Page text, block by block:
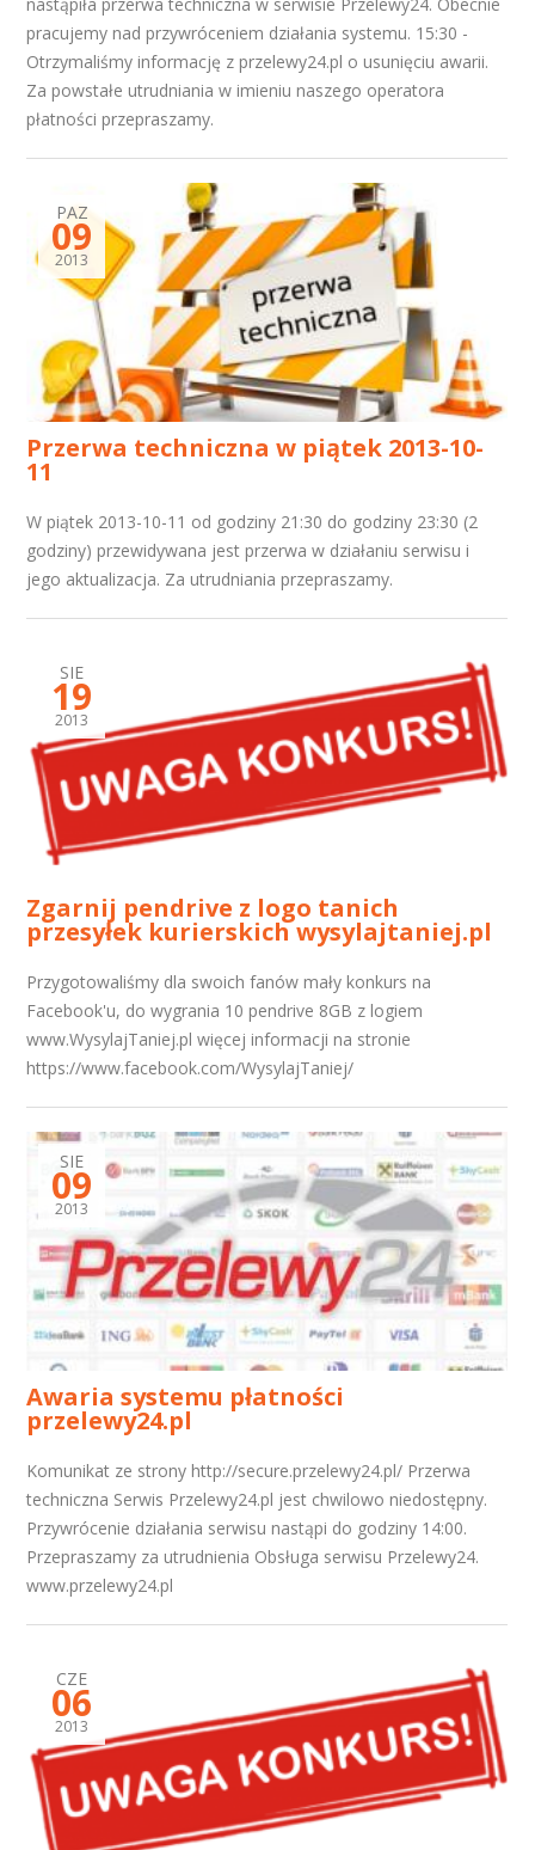
pracujemy nad przywróceniem działania systemu. 15:30 -
Otrzymaliśmy informację z przelewy24.pl o usunięciu awarii.
Za powstałe utrudniania w imieniu naszego operatora
płatności przepraszamy.
PAZ
09
2013
Przerwa techniczna w piątek 2013-10-
11
W piątek 2013-10-11 od godziny 21:30 do godziny 23:30 (2
godziny) przewidywana jest przerwa w działaniu serwisu i
jego aktualizacja. Za utrudniania przepraszamy.
SIE
19
2013
Zgarnij pendrive z logo tanich
przesyłek kurierskich wysylajtaniej.pl
Przygotowaliśmy dla swoich fanów mały konkurs na
Facebook'u, do wygrania 10 pendrive 8GB z logiem
www.WysylajTaniej.pl więcej informacji na stronie
https://www.facebook.com/WysylajTaniej/
SIE
09
2013
Awaria systemu płatności
przelewy24.pl
Komunikat ze strony http://secure.przelewy24.pl/ Przerwa
techniczna Serwis Przelewy24.pl jest chwilowo niedostępny.
Przywrócenie działania serwisu nastąpi do godziny 14:00.
Przepraszamy za utrudnienia Obsługa serwisu Przelewy24.
www.przelewy24.pl
CZE
06
2013